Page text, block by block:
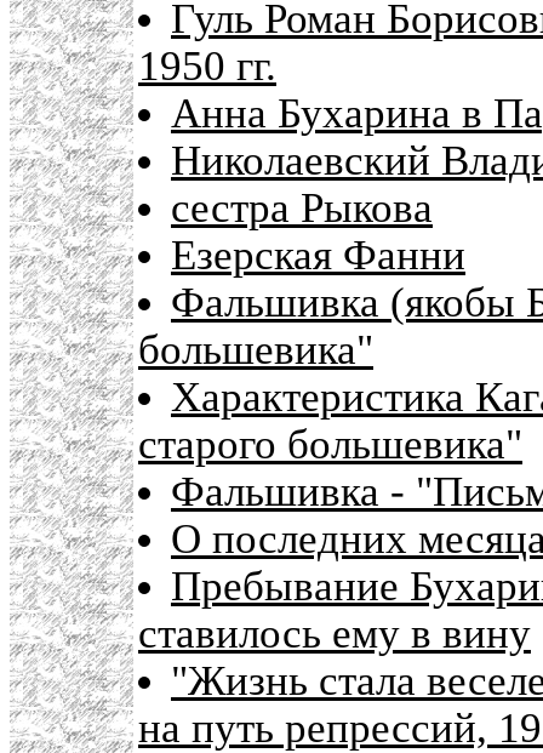
Гуль Роман
1950 гг.
Анна Бухарина в
Николаевский
сестра Рыкова
Езерская Фанни
Фальшивка (якобы
большевика"
Характеристика
старого большевика"
Фальшивка -
О последних
Пребывание
ставилось ему в вину
"Жизнь стала
на путь репрессий,